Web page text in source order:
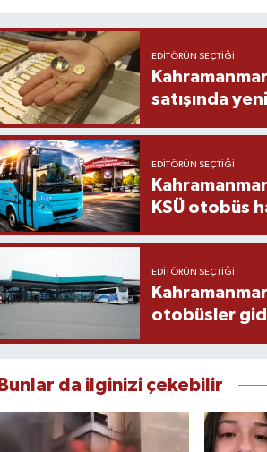
EDITÖRÜN SEÇTIĞI
satışında
EDITÖRÜN SEÇTIĞI
KSÜ otobüs
EDITÖRÜN SEÇTIĞI
otobüsler
Bunlar da ilginizi çekebilir